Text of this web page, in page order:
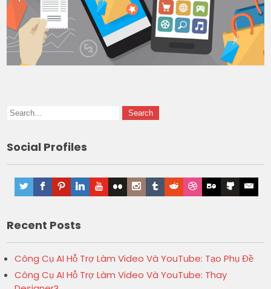
Social Profiles
Recent Posts
Công Cụ AI Hỗ Trợ Làm Video Và YouTube: Tạo Phụ Đề
Công Cụ AI Hỗ Trợ Làm Video Và YouTube: Thay